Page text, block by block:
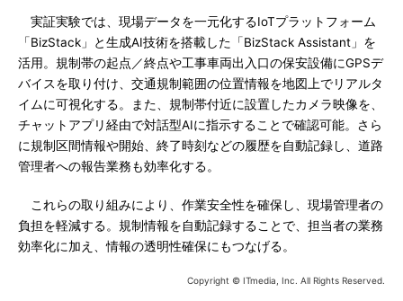
実証実験では、現場データを一元化するIoTプラットフォーム
「BizStack」と生成AI技術を搭載した「BizStack Assistant」を
活用。規制帯の起点／終点や工事車両出入口の保安設備にGPSデ
バイスを取り付け、交通規制範囲の位置情報を地図上でリアルタ
イムに可視化する。また、規制帯付近に設置したカメラ映像を、
チャットアプリ経由で対話型AIに指示することで確認可能。さら
に規制区間情報や開始、終了時刻などの履歴を自動記録し、道路
管理者への報告業務も効率化する。
これらの取り組みにより、作業安全性を確保し、現場管理者の
負担を軽減する。規制情報を自動記録することで、担当者の業務
効率化に加え、情報の透明性確保にもつなげる。
Copyright © ITmedia, Inc. All Rights Reserved.